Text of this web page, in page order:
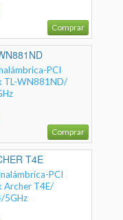
Comprar
PCI
TL-WN881ND/
Comprar
T4E
PCI
Archer T4E/
5GHz